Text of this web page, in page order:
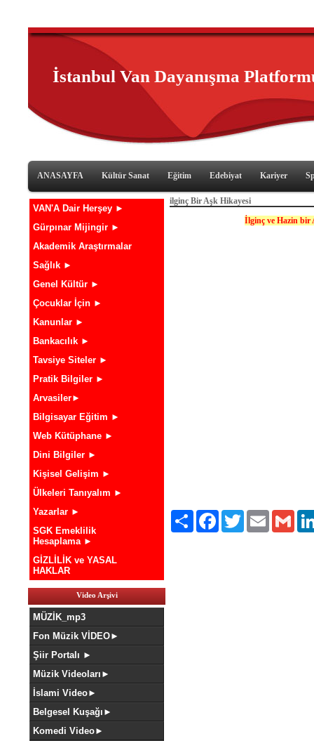
İstanbul Van Dayanışma
ANASAYFA Kültür Sanat Eğitim Edebiyat Kariyer
VAN'A Dair Herşey ►
Gürpınar Mijingir ►
Akademik Araştırmalar
Sağlık ►
Genel Kültür ►
Çocuklar İçin ►
Kanunlar ►
Bankacılık ►
Tavsiye Siteler ►
Pratik Bilgiler ►
Arvasiler►
Bilgisayar Eğitim ►
Web Kütüphane ►
Dini Bilgiler ►
Kişisel Gelişim ►
Ülkeleri Tanıyalım ►
Yazarlar ►
SGK Emeklilik
Hesaplama ►
GİZLİLİK ve YASAL
HAKLAR
Video Arşivi
MÜZİK_mp3
Fon Müzik VİDEO►
Şiir Portalı ►
Müzik Videoları►
İslami Video►
Belgesel Kuşağı►
Komedi Video►
ilginç Bir Aşk Hikayesi
İlginç ve Hazin bir
Paylaş FacebookTwitter Email Gmail